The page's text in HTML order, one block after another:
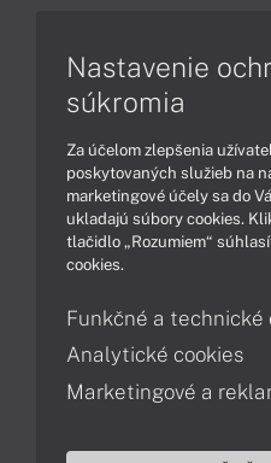
Obchodné informácie
Ako nakupovať
Servisné oddelenie
Nastavenie
súkromia
Za účelom zlepšenia
poskytovaných služieb na
marketingové účely sa do
ukladajú súbory cookies.
tlačidlo „Rozumiem“
cookies.
Funkčné a technické
Analytické cookies
Marketingové a